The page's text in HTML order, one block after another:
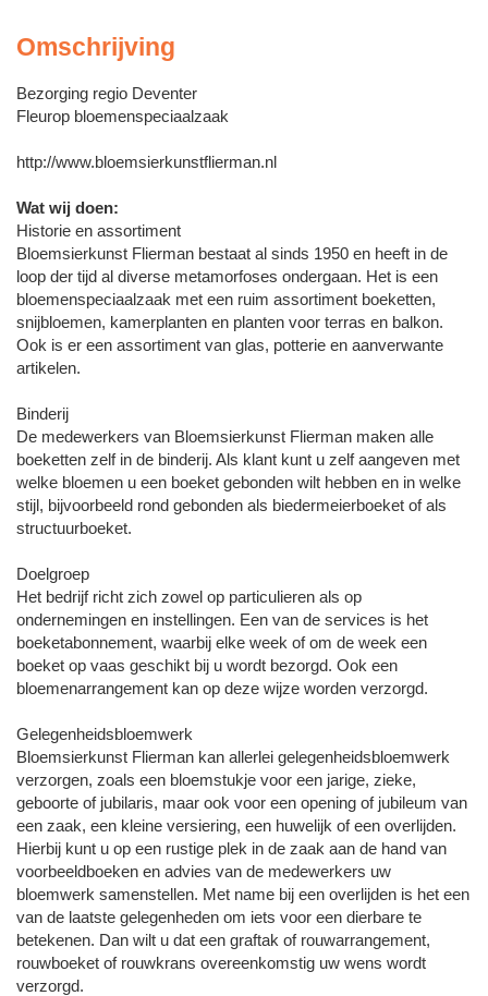
Omschrijving
Bezorging regio Deventer
Fleurop bloemenspeciaalzaak
http://www.bloemsierkunstflierman.nl
Wat wij doen:
Historie en assortiment
Bloemsierkunst Flierman bestaat al sinds 1950 en heeft in de
loop der tijd al diverse metamorfoses ondergaan. Het is een
bloemenspeciaalzaak met een ruim assortiment boeketten,
snijbloemen, kamerplanten en planten voor terras en balkon.
Ook is er een assortiment van glas, potterie en aanverwante
artikelen.
Binderij
De medewerkers van Bloemsierkunst Flierman maken alle
boeketten zelf in de binderij. Als klant kunt u zelf aangeven met
welke bloemen u een boeket gebonden wilt hebben en in welke
stijl, bijvoorbeeld rond gebonden als biedermeierboeket of als
structuurboeket.
Doelgroep
Het bedrijf richt zich zowel op particulieren als op
ondernemingen en instellingen. Een van de services is het
boeketabonnement, waarbij elke week of om de week een
boeket op vaas geschikt bij u wordt bezorgd. Ook een
bloemenarrangement kan op deze wijze worden verzorgd.
Gelegenheidsbloemwerk
Bloemsierkunst Flierman kan allerlei gelegenheidsbloemwerk
verzorgen, zoals een bloemstukje voor een jarige, zieke,
geboorte of jubilaris, maar ook voor een opening of jubileum van
een zaak, een kleine versiering, een huwelijk of een overlijden.
Hierbij kunt u op een rustige plek in de zaak aan de hand van
voorbeeldboeken en advies van de medewerkers uw
bloemwerk samenstellen. Met name bij een overlijden is het een
van de laatste gelegenheden om iets voor een dierbare te
betekenen. Dan wilt u dat een graftak of rouwarrangement,
rouwboeket of rouwkrans overeenkomstig uw wens wordt
verzorgd.